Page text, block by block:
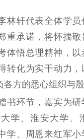
轩代表全体学员
重承诺，将怀揣敬
体悟总理精神，以
转化为实干动力，
方的悉心组织与殷
环节，嘉宾为研
学、淮安大学、
学、周恩来红军